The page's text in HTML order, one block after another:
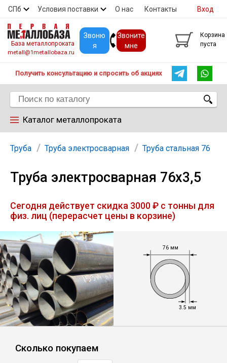
СПб Условия поставки О нас Контакты
Скидки Прайс Покупателям
Вход
База металлопроката
metall@1metallobaza.ru
Звоню
я
Звоните
мне
Корзина
пуста
Получить консультацию и спросить об акциях
Каталог металлопроката
Арматура
Труба профильная
Труба
Лист
Уголок
Балка
Швеллер
Квадрат
Труба Труба электросварная Труба стальная 76
Труба электросварная 76х3,5
Сегодня действует скидка 3000 ₽ с тонны для
физ. лиц (перерасчет цены в корзине)
76 мм
3.5 мм
Сколько покупаем